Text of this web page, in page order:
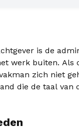
is de
werk buiten. Als
zich niet
die de taal van
voor wie je het
voor de